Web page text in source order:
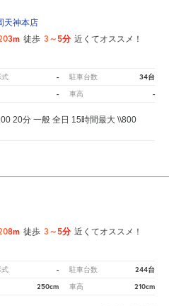
天神本店
徒歩 3～5分 近くてオススメ！
式 - 駐車台数 34台
- 車高 -
20分 一般 全日 15時間最大 \\800
徒歩 3～5分 近くてオススメ！
式 - 駐車台数 244台
250cm 車高 210cm